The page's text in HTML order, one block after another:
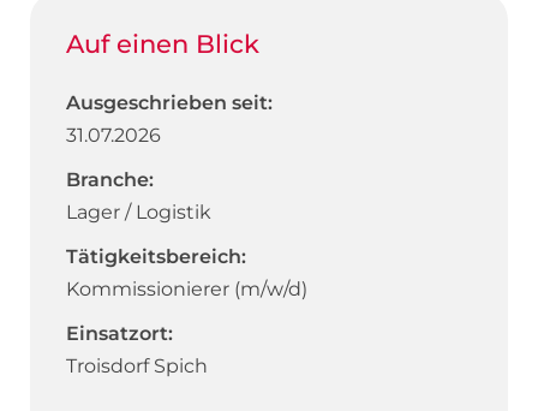
Auf einen Blick
Ausgeschrieben seit:
31.07.2026
Branche:
Lager / Logistik
Tätigkeitsbereich:
Kommissionierer (m/w/d)
Einsatzort:
Troisdorf Spich